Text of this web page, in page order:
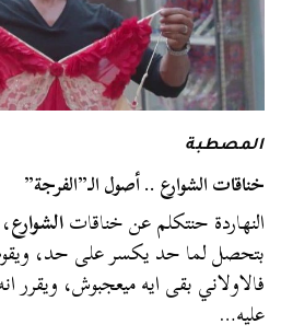
المصطبة
خناقات الشوارع .. أصول الـ”الفرجة”
النهاردة حنتكلم عن خناقاتالشوارع
بتحصل لما حد يكسر على حد، ويقوم
فالاولاني بقى ايه ميعجبوش، ويقرر
عليه…